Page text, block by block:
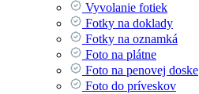
Vyvolanie fotiek
Fotky na doklady
Fotky na oznamká
Foto na plátne
Foto na penovej doske
Foto do príveskov